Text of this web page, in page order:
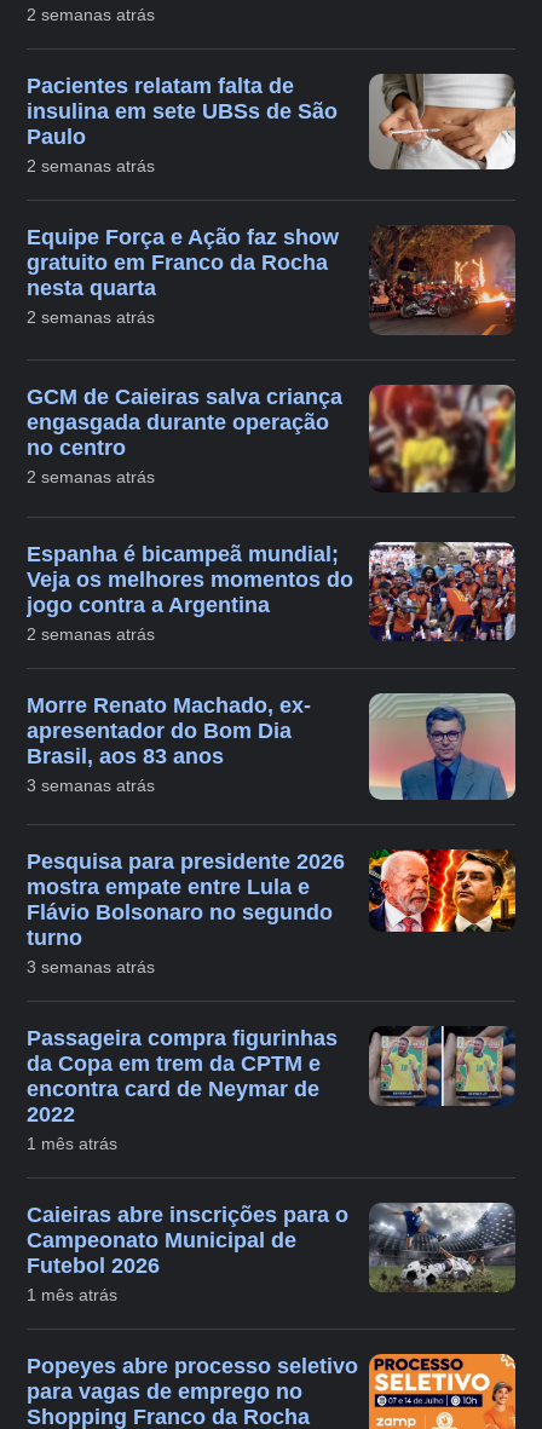
2 semanas atrás
Pacientes relatam falta de
insulina em sete UBSs de São
Paulo
2 semanas atrás
Equipe Força e Ação faz show
gratuito em Franco da Rocha
nesta quarta
2 semanas atrás
GCM de Caieiras salva criança
engasgada durante operação
no centro
2 semanas atrás
Espanha é bicampeã mundial;
Veja os melhores momentos do
jogo contra a Argentina
2 semanas atrás
Morre Renato Machado, ex-
apresentador do Bom Dia
Brasil, aos 83 anos
3 semanas atrás
Pesquisa para presidente 2026
mostra empate entre Lula e
Flávio Bolsonaro no segundo
turno
3 semanas atrás
Passageira compra figurinhas
da Copa em trem da CPTM e
encontra card de Neymar de
2022
1 mês atrás
Caieiras abre inscrições para o
Campeonato Municipal de
Futebol 2026
1 mês atrás
Popeyes abre processo seletivo
para vagas de emprego no
Shopping Franco da Rocha